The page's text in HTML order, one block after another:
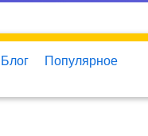
Блог
Популярное